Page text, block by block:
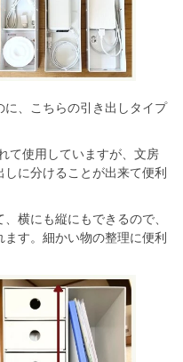
、こちらの引き出しタイプ
て使用していますが、文房
に分けることが出来て便利
横にも縦にもできるので、
す。細かい物の整理に便利